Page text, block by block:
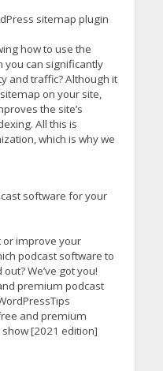
sitemap plugin
how to use the
you can significantly
and traffic? Although it
on your site,
the site’s
All this is
which is why we
software for your
or improve your
podcast software to
We’ve got you!
premium podcast
and premium
[2021 edition]